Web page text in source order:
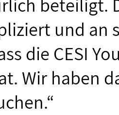
beteiligt.
und an
die CESI
Wir haben